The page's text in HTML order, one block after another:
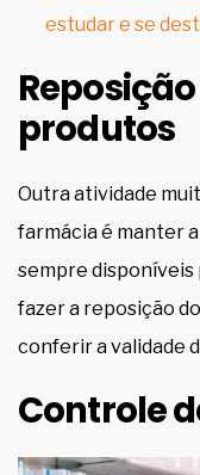
estudar e se
produtos
Outra atividade
farmácia é manter
sempre disponíveis
fazer a reposição
conferir a validade
Controle